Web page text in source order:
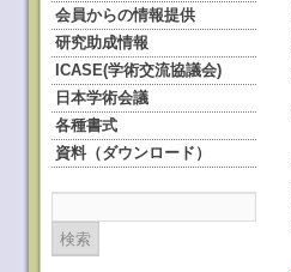
会員からの情報提供
研究助成情報
ICASE(学術交流協議会)
日本学術会議
各種書式
資料（ダウンロード）